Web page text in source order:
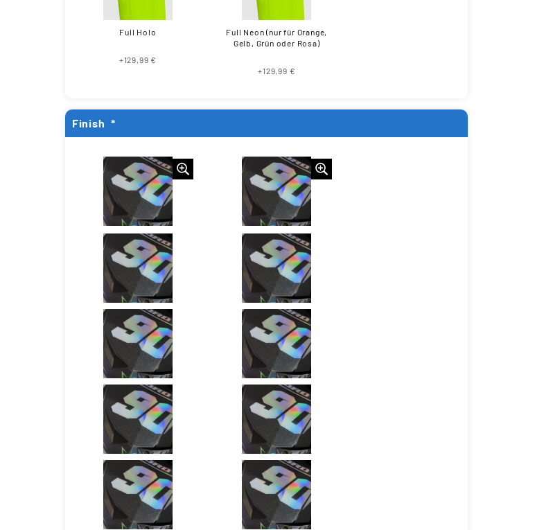
Full Holo
+129,99 €
Full Neon (nur für Orange,
Gelb, Grün oder Rosa)
+129,99 €
Finish *